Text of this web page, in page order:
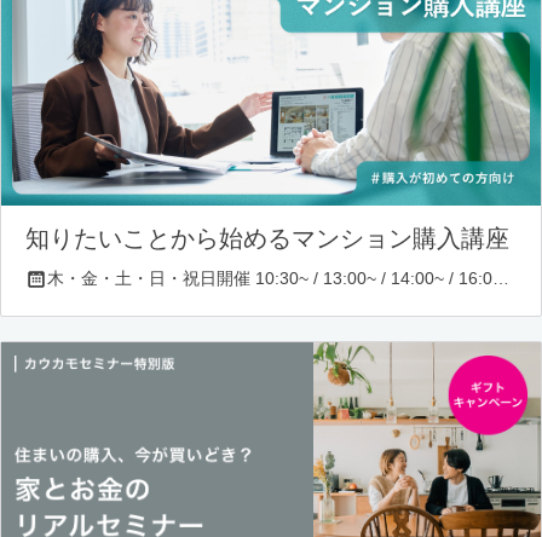
知りたいことから始めるマンション購入講座
木・金・土・日・祝日開催 10:30~ / 13:00~ / 14:00~ / 16:00~ / 17:00~/ 18:30~/ 19:30~